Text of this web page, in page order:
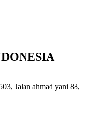
Jalan ahmad yani 88,